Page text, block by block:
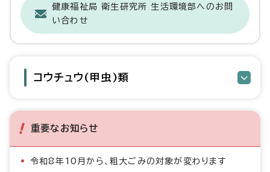
健康福祉局 衛生研究所 生活環境部へのお問
い合わせ
コウチュウ(甲虫)類
重要なお知らせ
令和8年10月から、粗大ごみの対象が変わります